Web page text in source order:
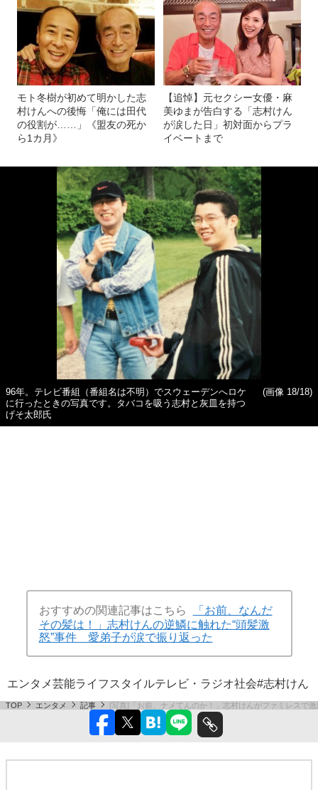
モト冬樹が初めて明かした志
村けんへの後悔「俺には田代
の役割が……」《盟友の死か
ら1カ月》
【追悼】元セクシー女優・麻
美ゆまが告白する「志村けん
が涙した日」初対面からプラ
イベートまで
96年。テレビ番組（番組名は不明）でスウェーデンへロケ
に行ったときの写真です。タバコを吸う志村と灰皿を持つ
げそ太郎氏
(画像 18/18)
おすすめの関連記事はこちら
「お前、なんだ
その髪は！」志村けんの逆鱗に触れた“頭髪激
怒”事件 愛弟子が涙で振り返った
エンタメ芸能ライフスタイルテレビ・ラジオ社会#志村けん
TOP エンタメ 記事 [写真]「お前、ナメてんのか！」志村けんがファミレスで